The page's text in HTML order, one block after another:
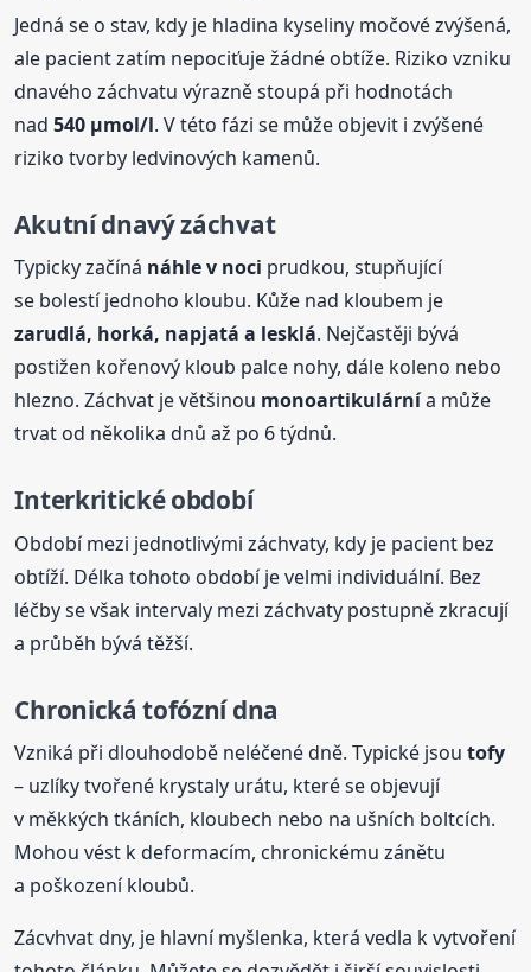
Jedná se o stav, kdy je hladina kyseliny močové zvýšená,
ale pacient zatím nepociťuje žádné obtíže. Riziko vzniku
dnavého záchvatu výrazně stoupá při hodnotách
nad540 µmol/l. V této fázi se může objevit i zvýšené
riziko tvorby ledvinových kamenů.
Akutní dnavý záchvat
Typicky začíná náhle v noci prudkou, stupňující
se bolestí jednoho kloubu. Kůže nad kloubem je
zarudlá, horká, napjatá a lesklá. Nejčastěji bývá
postižen kořenový kloub palce nohy, dále koleno nebo
hlezno. Záchvat je většinou monoartikulárnía může
trvat od několika dnů až po 6 týdnů.
Interkritické období
Období mezi jednotlivými záchvaty, kdy je pacient bez
obtíží. Délka tohoto období je velmi individuální. Bez
léčby se však intervaly mezi záchvaty postupně zkracují
a průběh bývá těžší.
Chronická tofózní dna
Vzniká při dlouhodobě neléčené dně. Typické jsoutofy
– uzlíky tvořené krystaly urátu, které se objevují
v měkkých tkáních, kloubech nebo na ušních boltcích.
Mohou vést k deformacím, chronickému zánětu
a poškození kloubů.
Zácvhvat dny, je hlavní myšlenka, která vedla k vytvoření